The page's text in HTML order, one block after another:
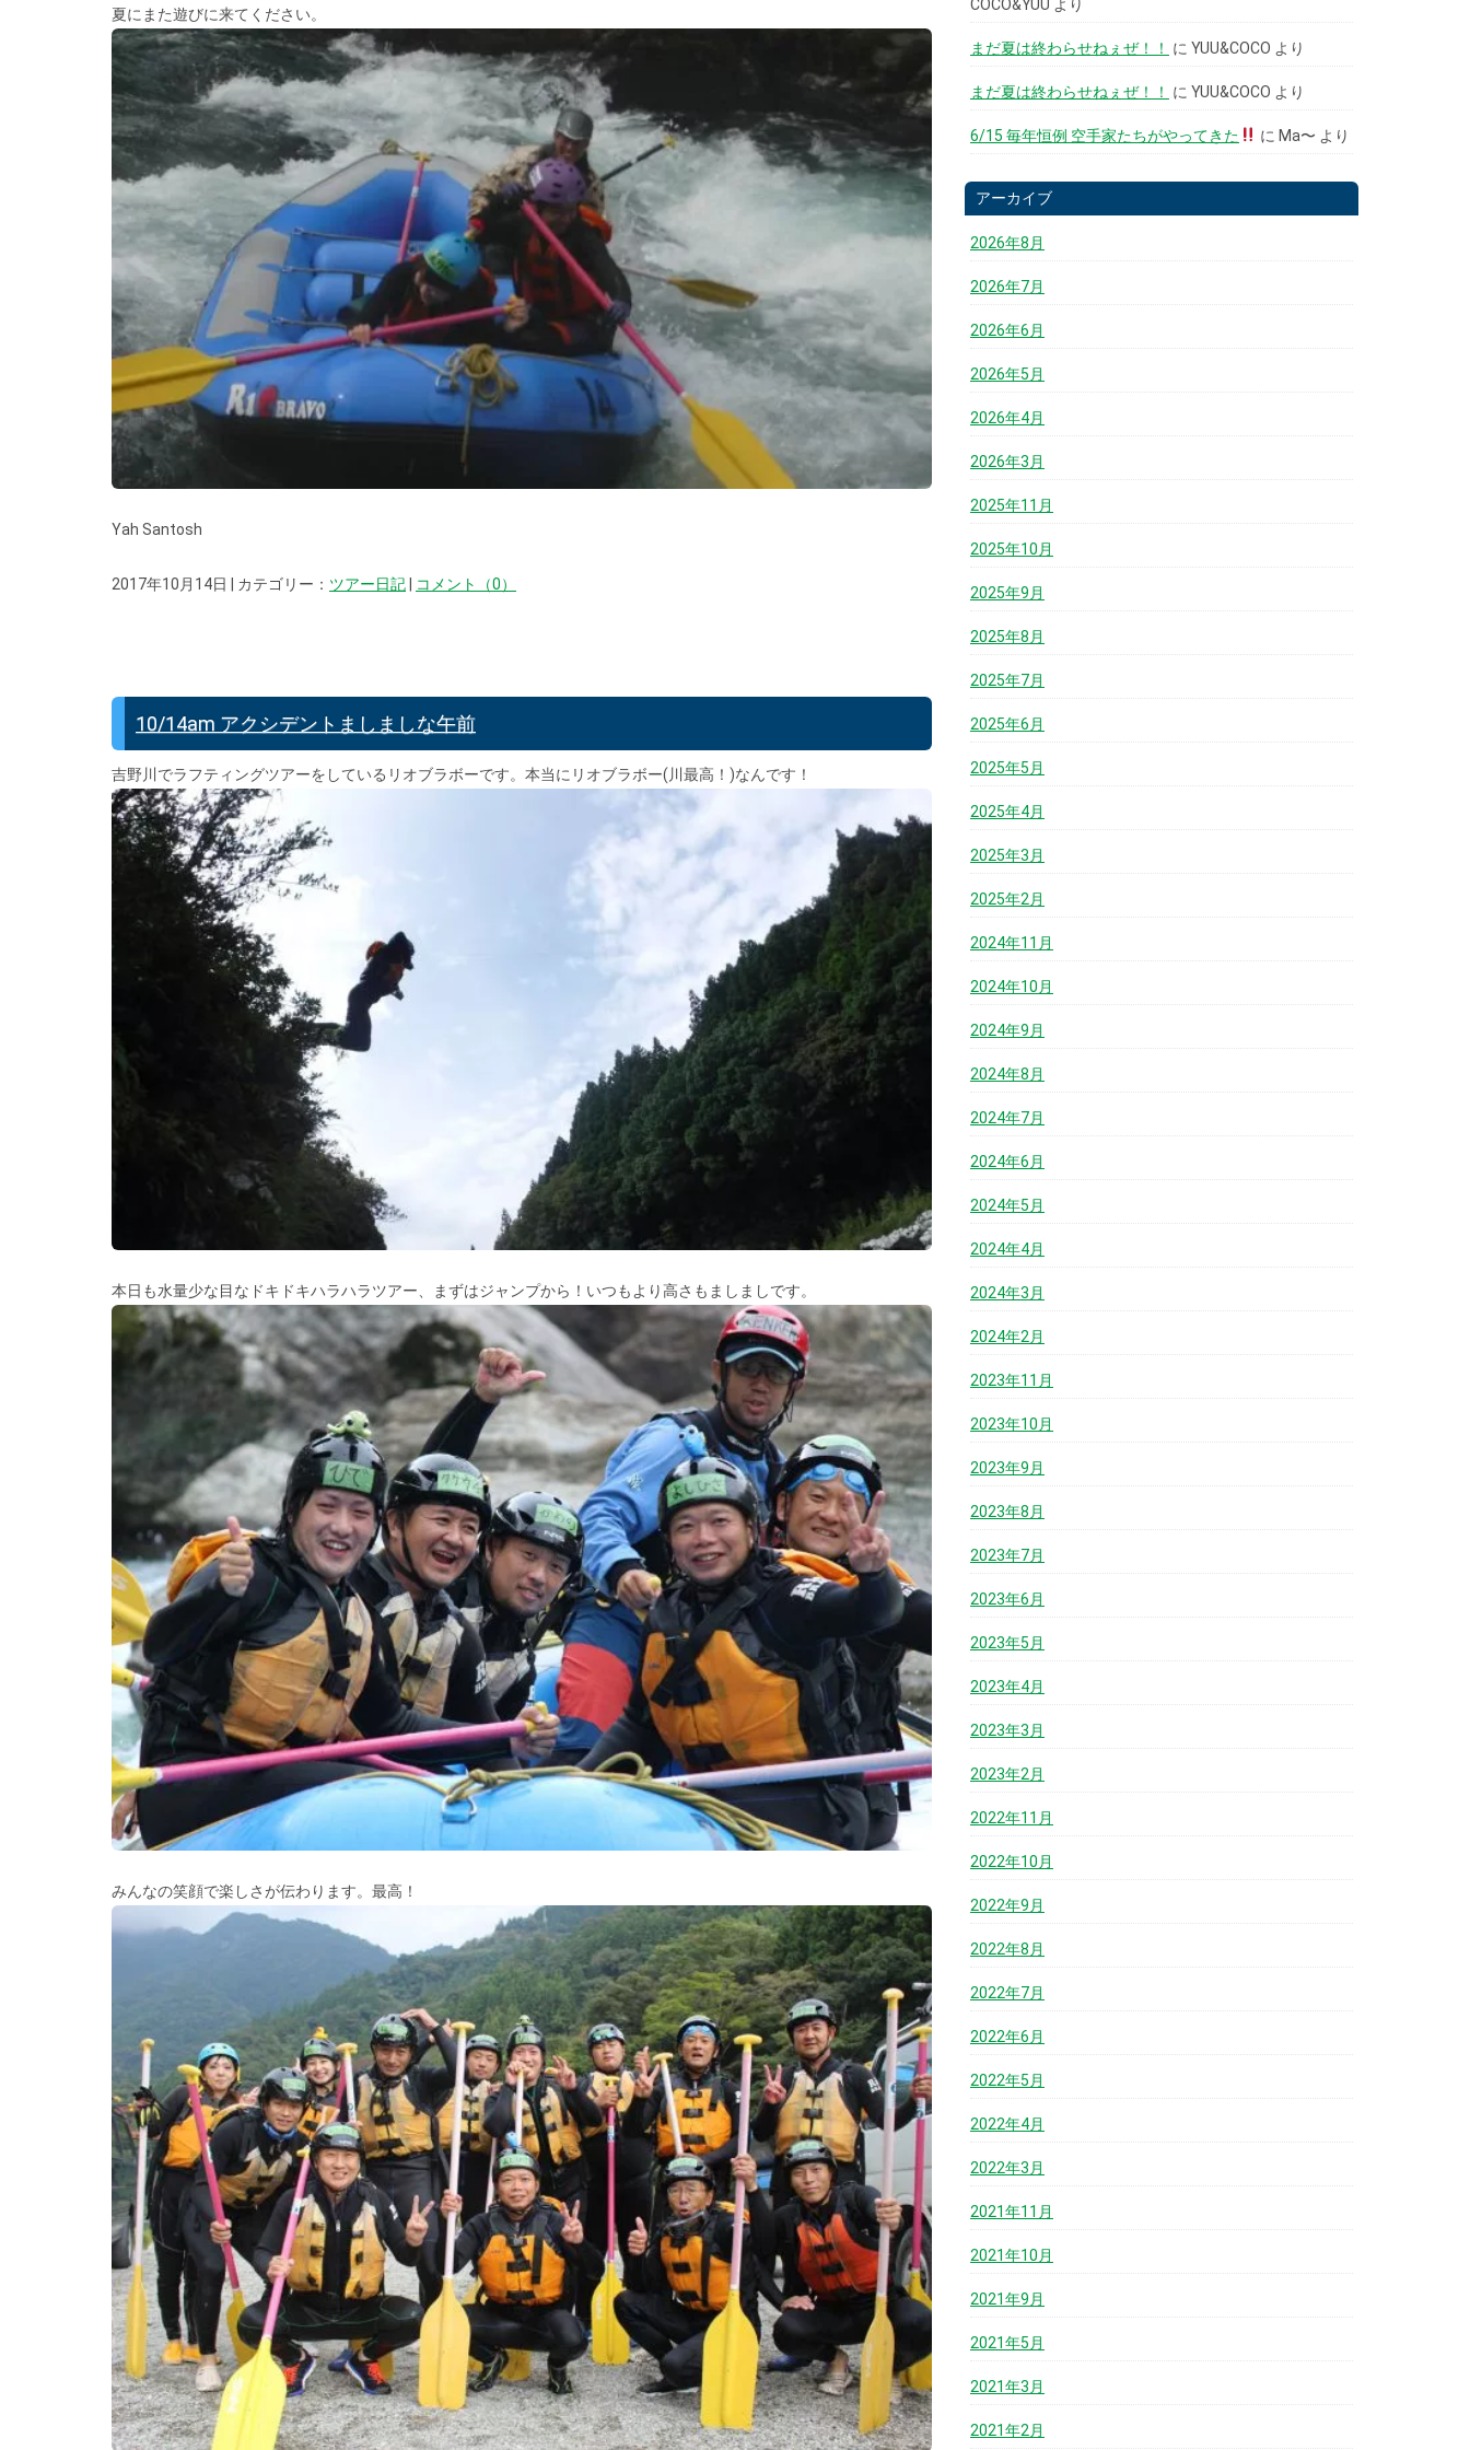
夏にまた遊びに来てください。
Yah Santosh
2017年10月14日 | カテゴリー： ツアー日記 コメント（0）
10/14am アクシデントましましな午前
吉野川でラフティングツアーをしているリオブラボーです。本当にリオブラボー(川最高！)なんです！
本日も水量少な目なドキドキハラハラツアー、まずはジャンプから！いつもより高さもましましです。
みんなの笑顔で楽しさが伝わります。最高！
COCO&YUU より
まだ夏は終わらせねぇぜ！！ に YUU&COCO より
まだ夏は終わらせねぇぜ！！ に YUU&COCO より
6/15 毎年恒例 空手家たちがやってきた に Ma〜 より
アーカイブ
2026年8月
2026年7月
2026年6月
2026年5月
2026年4月
2026年3月
2025年11月
2025年10月
2025年9月
2025年8月
2025年7月
2025年6月
2025年5月
2025年4月
2025年3月
2025年2月
2024年11月
2024年10月
2024年9月
2024年8月
2024年7月
2024年6月
2024年5月
2024年4月
2024年3月
2024年2月
2023年11月
2023年10月
2023年9月
2023年8月
2023年7月
2023年6月
2023年5月
2023年4月
2023年3月
2023年2月
2022年11月
2022年10月
2022年9月
2022年8月
2022年7月
2022年6月
2022年5月
2022年4月
2022年3月
2021年11月
2021年10月
2021年9月
2021年5月
2021年3月
2021年2月